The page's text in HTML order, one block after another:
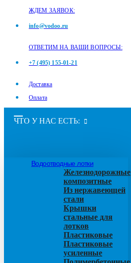
ЖДЕМ ЗАЯВОК:
info@vodoo.ru
ОТВЕТИМ НА ВАШИ ВОПРОСЫ:
+7 (495) 155-01-21
Доставка
Оплата
ЧТО У НАС ЕСТЬ:
Водоотводные лотки
Железнодорожные
композитные
Из нержавеющей
стали
Крышки
стальные для
лотков
Пластиковые
Пластиковые
усиленные